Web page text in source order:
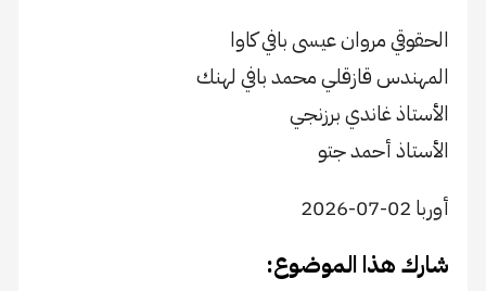
الحقوقي مروان عيسى بافي كاوا
المهندس قازقلي محمد بافي لهنك
الأستاذ غاندي برزنجي
الأستاذ أحمد جتو
أوربا 02-07-2026
شارك هذا الموضوع: